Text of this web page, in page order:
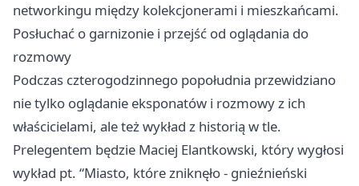
networkingu między kolekcjonerami i mieszkańcami.
Posłuchać o garnizonie i przejść od oglądania do
rozmowy
Podczas czterogodzinnego popołudnia przewidziano
nie tylko oglądanie eksponatów i rozmowy z ich
właścicielami, ale też wykład z historią w tle.
Prelegentem będzie Maciej Elantkowski, który wygłosi
wykład pt. “Miasto, które zniknęło - gnieźnieński